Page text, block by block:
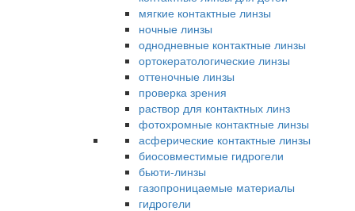
мягкие контактные линзы
ночные линзы
однодневные контактные линзы
ортокератологические линзы
оттеночные линзы
проверка зрения
раствор для контактных линз
фотохромные контактные линзы
асферические контактные линзы
биосовместимые гидрогели
бьюти-линзы
газопроницаемые материалы
гидрогели